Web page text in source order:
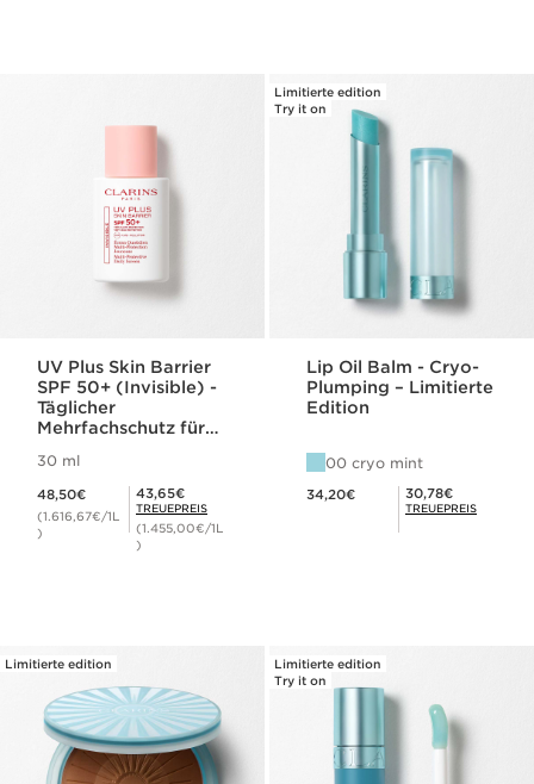
UV Plus Skin Barrier
SPF 50+ (Invisible) -
Täglicher
Mehrfachschutz für
30 ml
48,50€
(1.616,67€/1L
)
Mitgliederpreis 43,65€
43,65€
TREUEPREIS
(1.455,00€/1L
)
Limitierte edition
Try it on
Lip Oil Balm - Cryo-
Plumping – Limitierte
Edition
00 cryo mint
34,20€ Mitgliederpreis 30,78€
30,78€
TREUEPREIS
Limitierte edition
Limitierte edition
Try it on